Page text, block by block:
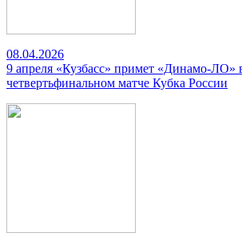
08.04.2026
9 апреля «Кузбасс» примет «Динамо-ЛО»
четвертьфинальном матче Кубка России